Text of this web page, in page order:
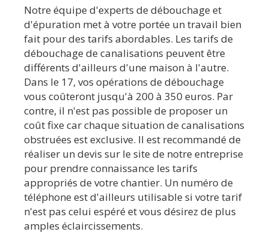
Notre équipe d'experts de débouchage et
d'épuration met à votre portée un travail bien
fait pour des tarifs abordables. Les tarifs de
débouchage de canalisations peuvent être
différents d'ailleurs d'une maison à l'autre.
Dans le 17, vos opérations de débouchage
vous coûteront jusqu'à 200 à 350 euros. Par
contre, il n'est pas possible de proposer un
coût fixe car chaque situation de canalisations
obstruées est exclusive. Il est recommandé de
réaliser un devis sur le site de notre entreprise
pour prendre connaissance les tarifs
appropriés de votre chantier. Un numéro de
téléphone est d'ailleurs utilisable si votre tarif
n'est pas celui espéré et vous désirez de plus
amples éclaircissements.